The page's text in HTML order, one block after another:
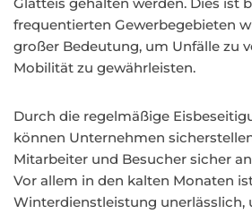
frequentierten Gewerbegebieten
großer Bedeutung, um Unfälle zu
Mobilität zu gewährleisten.
Durch die regelmäßige
können Unternehmen
Mitarbeiter und Besucher sicher
Vor allem in den kalten Monaten
Winterdienstleistung unerlässlich,